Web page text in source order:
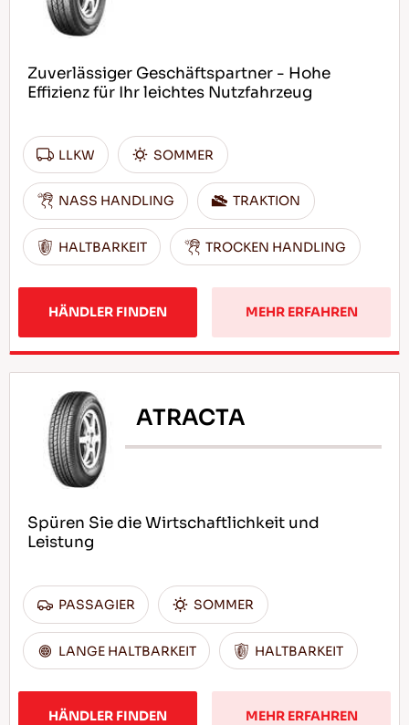
Zuverlässiger Geschäftspartner - Hohe
Effizienz für Ihr leichtes Nutzfahrzeug
LLKW SOMMER
NASS HANDLING TRAKTION
HALTBARKEIT TROCKEN HANDLING
HÄNDLER FINDEN MEHR ERFAHREN
ATRACTA
Spüren Sie die Wirtschaftlichkeit und
Leistung
PASSAGIER SOMMER
LANGE HALTBARKEIT HALTBARKEIT
HÄNDLER FINDEN MEHR ERFAHREN